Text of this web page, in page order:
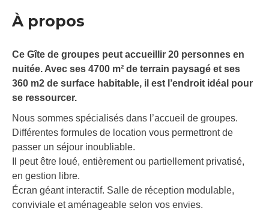
À propos
Ce Gîte de groupes peut accueillir 20 personnes en
nuitée. Avec ses 4700 m² de terrain paysagé et ses
360 m2 de surface habitable, il est l’endroit idéal pour
se ressourcer.
Nous sommes spécialisés dans l’accueil de groupes.
Différentes formules de location vous permettront de
passer un séjour inoubliable.
Il peut être loué, entièrement ou partiellement privatisé,
en gestion libre.
Écran géant interactif. Salle de réception modulable,
conviviale et aménageable selon vos envies.